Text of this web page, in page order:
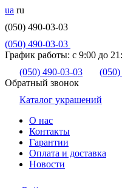
ua ru
(050) 490-03-03
(050) 490-03-03
График работы: с 9:00 до
(050) 490-03-03
Обратный звонок
Каталог украшений
О нас
Контакты
Гарантии
Оплата и доставка
Новости